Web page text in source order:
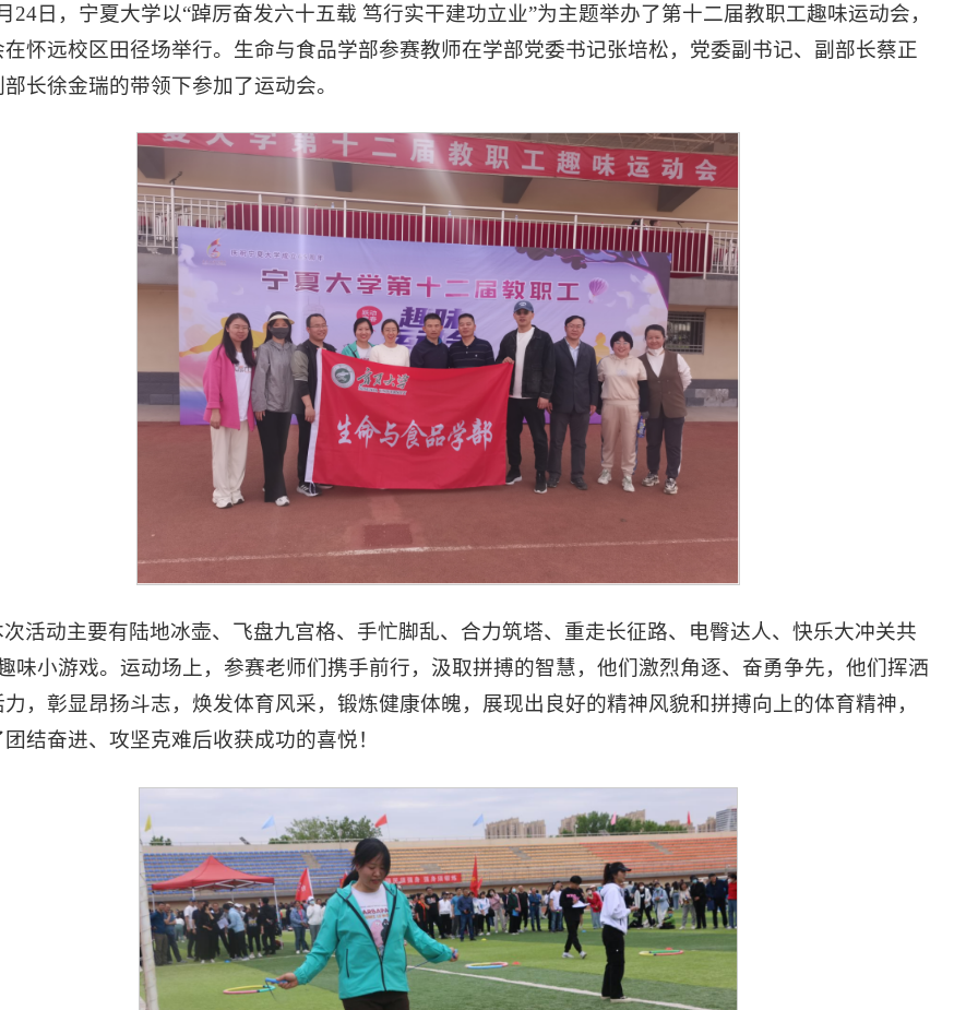
24日，宁夏大学以“踔厉奋发六十五载 笃行实干建功立业”为主题举办了第十二届教职工趣味运动会，
怀远校区田径场举行。生命与食品学部参赛教师在学部党委书记张培松，党委副书记、副部长蔡正
长徐金瑞的带领下参加了运动会。
次活动主要有陆地冰壶、飞盘九宫格、手忙脚乱、合力筑塔、重走长征路、电臀达人、快乐大冲关共
味小游戏。运动场上，参赛老师们携手前行，汲取拼搏的智慧，他们激烈角逐、奋勇争先，他们挥洒
，彰显昂扬斗志，焕发体育风采，锻炼健康体魄，展现出良好的精神风貌和拼搏向上的体育精神，
结奋进、攻坚克难后收获成功的喜悦！